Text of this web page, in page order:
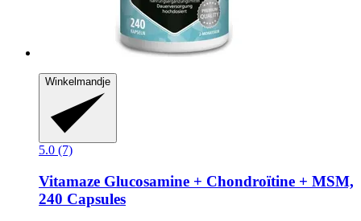
Winkelmandje
5.0 (7)
Vitamaze Glucosamine + Chondroïtine + MSM,
240 Capsules